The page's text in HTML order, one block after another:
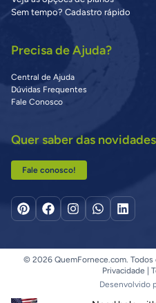
Sem tempo? Cadastro rápido
Precisa de Ajuda?
Central de Ajuda
Dúvidas Frequentes
Fale Conosco
Quer saber das
Fale conosco!
© 2026 QuemFornece.com. Todos
Privacidade
Desenvolvido